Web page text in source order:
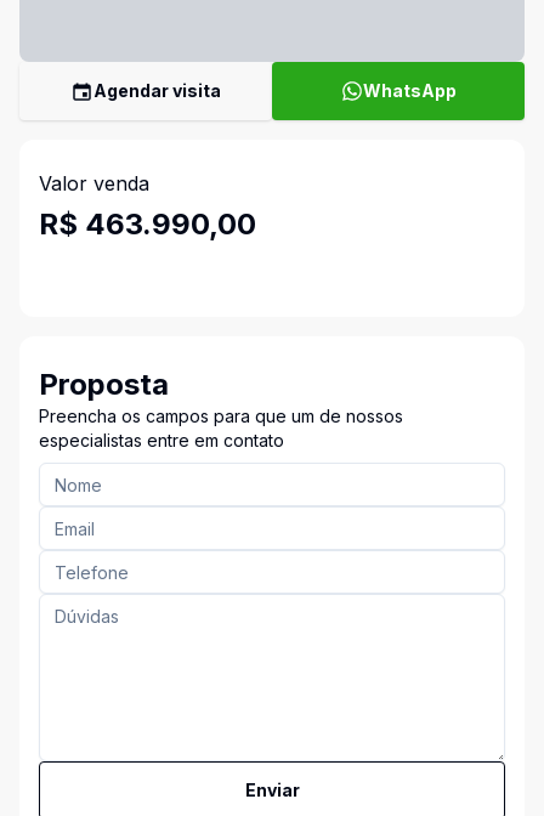
Agendar visita WhatsApp
Valor venda
R$ 463.990,00
Proposta
Preencha os campos para que um de nossos
especialistas entre em contato
Enviar